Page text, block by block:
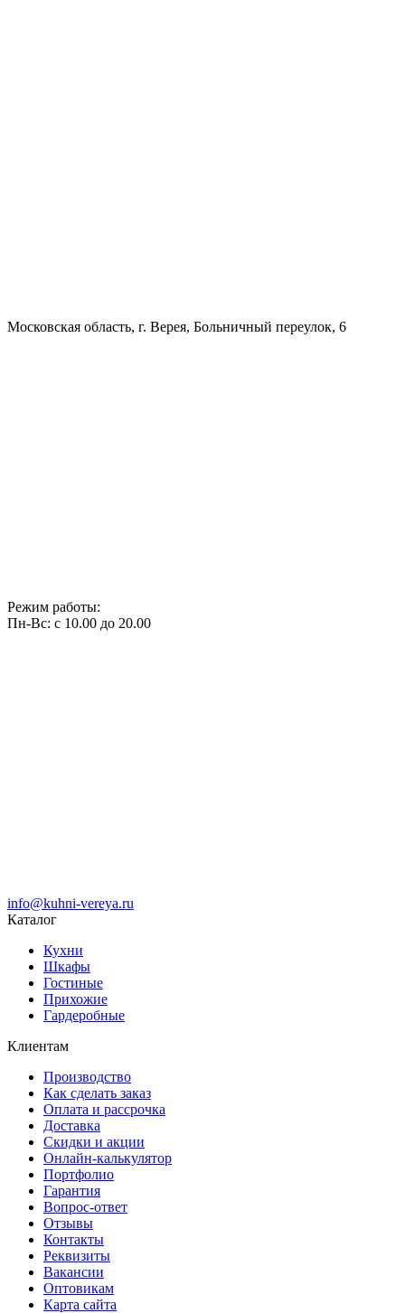
Московская область, г. Верея, Больничный переулок, 6
Режим работы:
Пн-Вс: с 10.00 до 20.00
info@kuhni-vereya.ru
Каталог
Кухни
Шкафы
Гостиные
Прихожие
Гардеробные
Клиентам
Производство
Как сделать заказ
Оплата и рассрочка
Доставка
Скидки и акции
Онлайн-калькулятор
Портфолио
Гарантия
Вопрос-ответ
Отзывы
Контакты
Реквизиты
Вакансии
Оптовикам
Карта сайта